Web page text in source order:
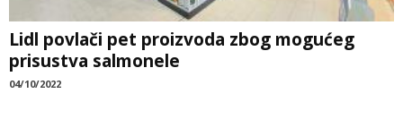
Lidl povlači pet proizvoda zbog mogućeg
prisustva salmonele
04/10/2022